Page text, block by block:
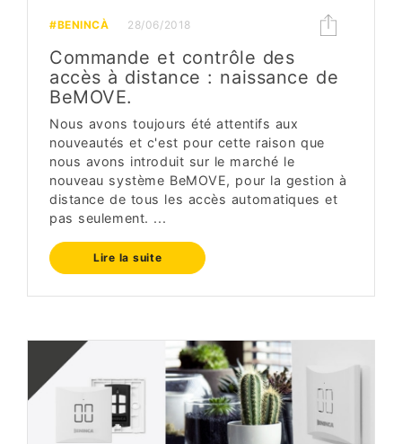
#BENINCÀ 28/06/2018
Commande et contrôle des
accès à distance : naissance de
BeMOVE.
Nous avons toujours été attentifs aux
nouveautés et c'est pour cette raison que
nous avons introduit sur le marché le
nouveau système BeMOVE, pour la gestion à
distance de tous les accès automatiques et
pas seulement. ...
Lire la suite